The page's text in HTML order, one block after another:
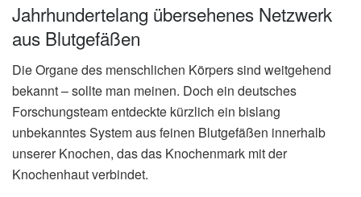
Jahrhundertelang übersehenes Netzwerk
aus Blutgefäßen
Die Organe des menschlichen Körpers sind weitgehend
bekannt – sollte man meinen. Doch ein deutsches
Forschungsteam entdeckte kürzlich ein bislang
unbekanntes System aus feinen Blutgefäßen innerhalb
unserer Knochen, das das Knochenmark mit der
Knochenhaut verbindet.